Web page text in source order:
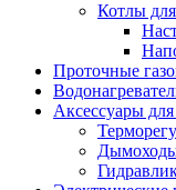
Котлы
Проточные
Аксессуары